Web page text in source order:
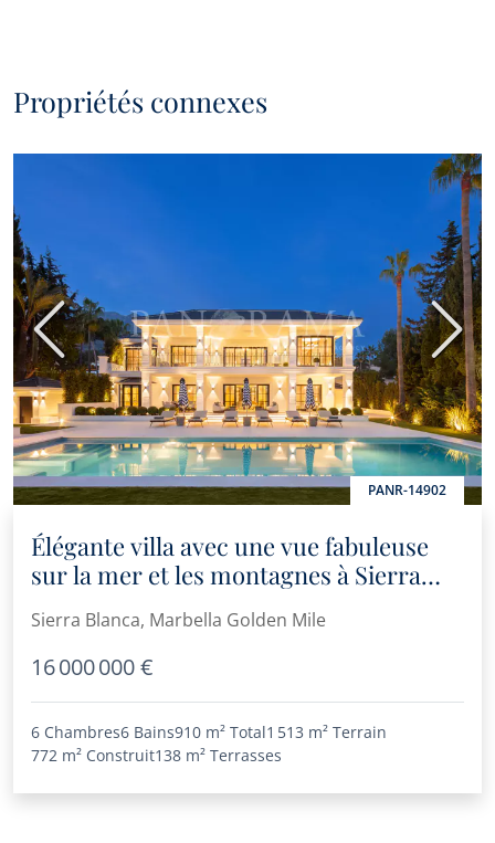
Propriétés connexes
PANR-14902
Précédent
Élégante villa avec une vue fabuleuse
sur la mer et les montagnes à Sierra
Blanca
Sierra Blanca, Marbella Golden Mile
16 000 000 €
6 Chambres6 Bains910 m² Total1 513 m² Terrain
772 m² Construit138 m² Terrasses